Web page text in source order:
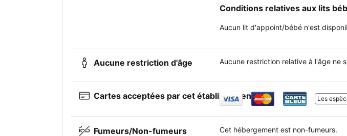
Conditions relatives aux lits
Aucun lit d'appoint/bébé n'est
Aucune restriction d'âge Aucune restriction relative à l'âge ne
Cartes acceptées par cet établissement Les
Fumeurs/Non-fumeurs Cet hébergement est non-fumeurs.